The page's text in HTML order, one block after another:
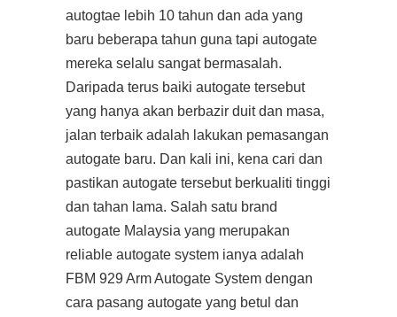
autogtae lebih 10 tahun dan ada yang
baru beberapa tahun guna tapi autogate
mereka selalu sangat bermasalah.
Daripada terus baiki autogate tersebut
yang hanya akan berbazir duit dan masa,
jalan terbaik adalah lakukan pemasangan
autogate baru. Dan kali ini, kena cari dan
pastikan autogate tersebut berkualiti tinggi
dan tahan lama. Salah satu brand
autogate Malaysia yang merupakan
reliable autogate system ianya adalah
FBM 929 Arm Autogate System dengan
cara pasang autogate yang betul dan